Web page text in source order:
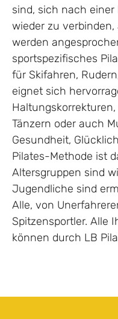
sind, sich nach einer
wieder zu
werden
sportspezifisches
für Skifahren,
eignet sich
Tänzern oder auch
Gesundheit,
Pilates-Methode ist
Altersgruppen sind
Jugendliche sind
Alle, von
Spitzensportler. Alle
können durch LB